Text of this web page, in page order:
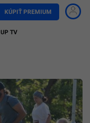
KÚPIŤ PREMIUM
UP TV